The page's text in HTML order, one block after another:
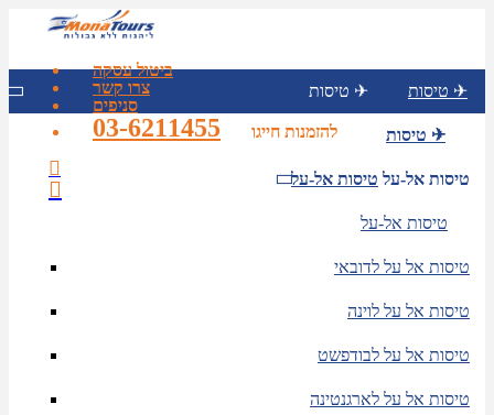
ביטול עסקה
צרו קשר
סניפים
להזמנות חייגו
03-6211455
טיסות ✈ טיסות ✈
טיסות ✈
טיסות אל-על טיסות אל-על
טיסות אל-על
טיסות אל על לדובאי
טיסות אל על לוינה
טיסות אל על לבודפשט
טיסות אל על לארגנטינה